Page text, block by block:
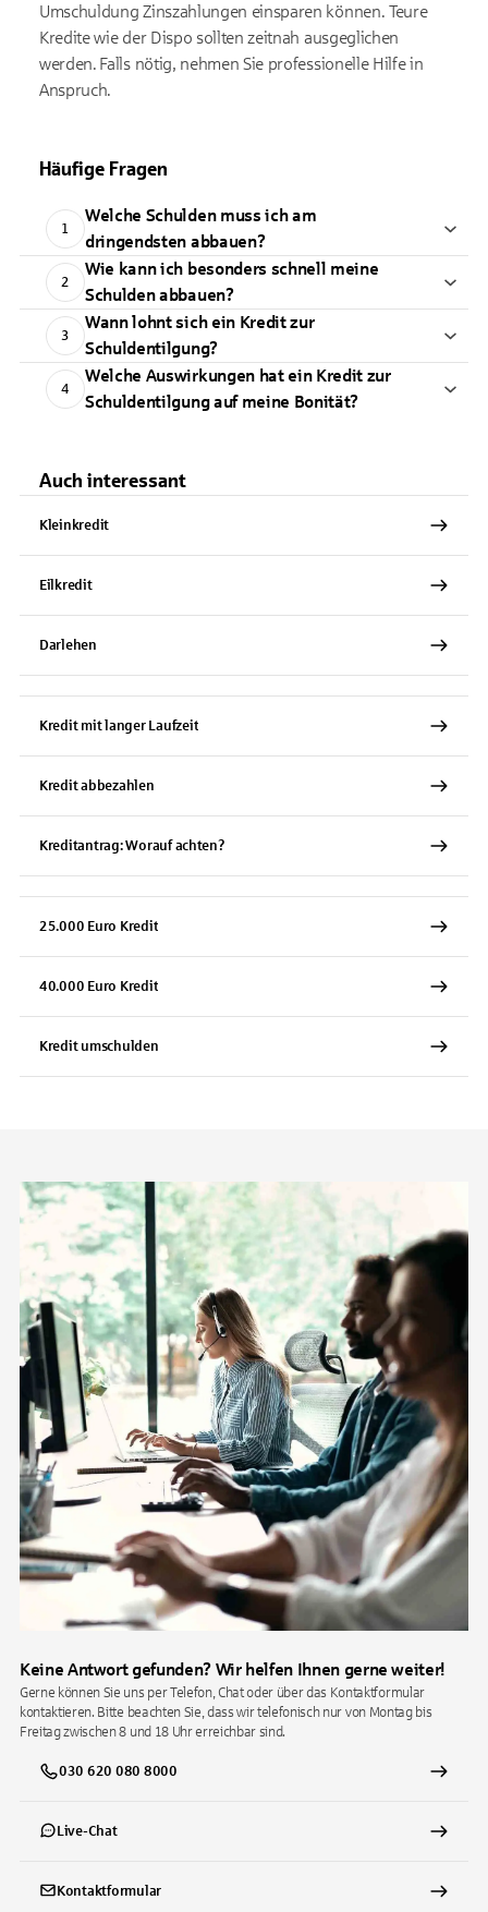
Umschuldung Zinszahlungen einsparen können. Teure
Kredite wie der Dispo sollten zeitnah ausgeglichen
werden. Falls nötig, nehmen Sie professionelle Hilfe in
Anspruch.
Häufige Fragen
1
Welche Schulden muss ich am
dringendsten abbauen?
2
Wie kann ich besonders schnell meine
Schulden abbauen?
3
Wann lohnt sich ein Kredit zur
Schuldentilgung?
4
Welche Auswirkungen hat ein Kredit zur
Schuldentilgung auf meine Bonität?
Auch interessant
Kleinkredit
Eilkredit
Darlehen
Kredit mit langer Laufzeit
Kredit abbezahlen
Kreditantrag: Worauf achten?
25.000 Euro Kredit
40.000 Euro Kredit
Kredit umschulden
Keine Antwort gefunden? Wir helfen Ihnen gerne weiter!
Gerne können Sie uns per Telefon, Chat oder über das Kontaktformular
kontaktieren. Bitte beachten Sie, dass wir telefonisch nur von Montag bis
Freitag zwischen 8 und 18 Uhr erreichbar sind.
030 620 080 8000
Live-Chat
Kontaktformular